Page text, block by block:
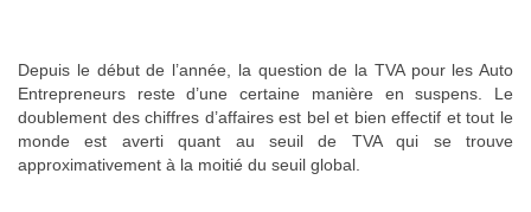
Depuis le début de l’année, la question de la TVA pour les Auto
Entrepreneurs reste d’une certaine manière en suspens. Le
doublement des chiffres d’affaires est bel et bien effectif et tout le
monde est averti quant au seuil de TVA qui se trouve
approximativement à la moitié du seuil global.